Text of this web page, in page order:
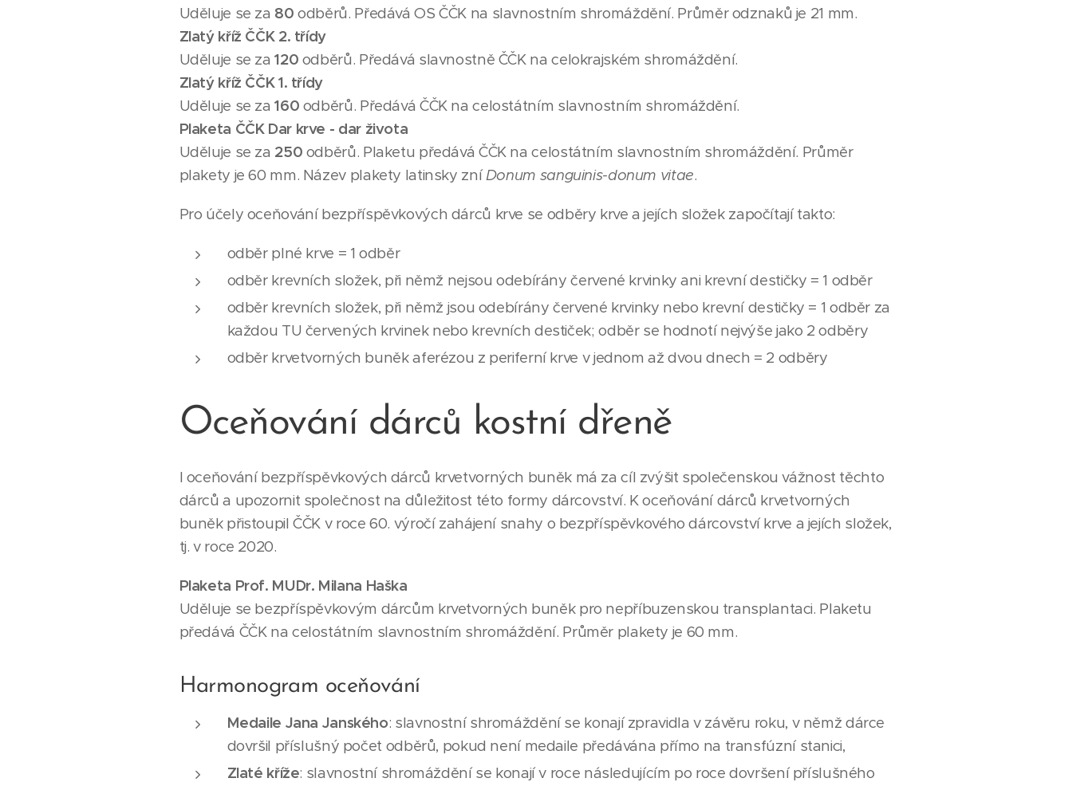
Uděluje se za 80 odběrů. Předává OS ČČK na slavnostním shromáždění. Průměr odznaků je 21 mm.
Zlatý kříž ČČK 2. třídy
Uděluje se za120 odběrů. Předává slavnostně ČČK na celokrajském shromáždění.
Zlatý kříž ČČK 1. třídy
Uděluje se za160 odběrů. Předává ČČK na celostátním slavnostním shromáždění.
Plaketa ČČK Dar krve - dar života
Uděluje se za 250 odběrů. Plaketu předává ČČK na celostátním slavnostním shromáždění. Průměr
plakety je 60 mm. Název plakety latinsky zníDonum sanguinis-donum vitae.
Pro účely oceňování bezpříspěvkových dárců krve se odběry krve a jejích složek započítají takto:
odběr plné krve = 1 odběr
odběr krevních složek, při němž nejsou odebírány červené krvinky ani krevní destičky = 1 odběr
odběr krevních složek, při němž jsou odebírány červené krvinky nebo krevní destičky = 1 odběr za
každou TU červených krvinek nebo krevních destiček; odběr se hodnotí nejvýše jako 2 odběry
odběr krvetvorných buněk aferézou z periferní krve v jednom až dvou dnech = 2 odběry
Oceňování dárců kostní dřeně
I oceňování bezpříspěvkových dárců krvetvorných buněk má za cíl zvýšit společenskou vážnost těchto
dárců a upozornit společnost na důležitost této formy dárcovství. K oceňování dárců krvetvorných
buněk přistoupil ČČK v roce 60. výročí zahájení snahy o bezpříspěvkového dárcovství krve a jejích složek,
tj. v roce 2020.
Plaketa Prof. MUDr. Milana Haška
Uděluje se bezpříspěvkovým dárcům krvetvorných buněk pro nepříbuzenskou transplantaci. Plaketu
předává ČČK na celostátním slavnostním shromáždění. Průměr plakety je 60 mm.
Harmonogram oceňování
Medaile Jana Janského: slavnostní shromáždění se konají zpravidla v závěru roku, v němž dárce
dovršil příslušný počet odběrů, pokud není medaile předávána přímo na transfúzní stanici,
Zlaté kříže: slavnostní shromáždění se konají v roce následujícím po roce dovršení příslušného